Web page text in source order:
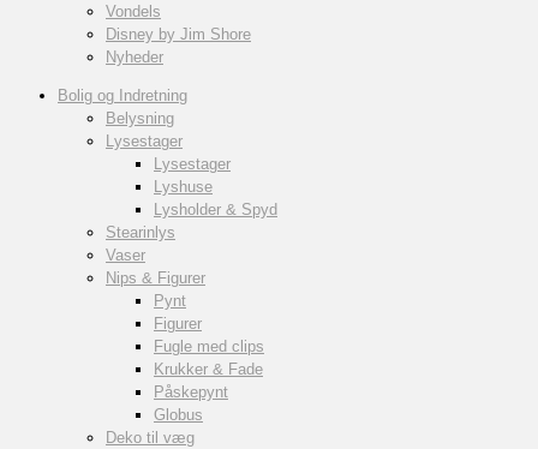
Vondels
Disney by Jim Shore
Nyheder
Bolig og Indretning
Belysning
Lysestager
Lysestager
Lyshuse
Lysholder & Spyd
Stearinlys
Vaser
Nips & Figurer
Pynt
Figurer
Fugle med clips
Krukker & Fade
Påskepynt
Globus
Deko til væg